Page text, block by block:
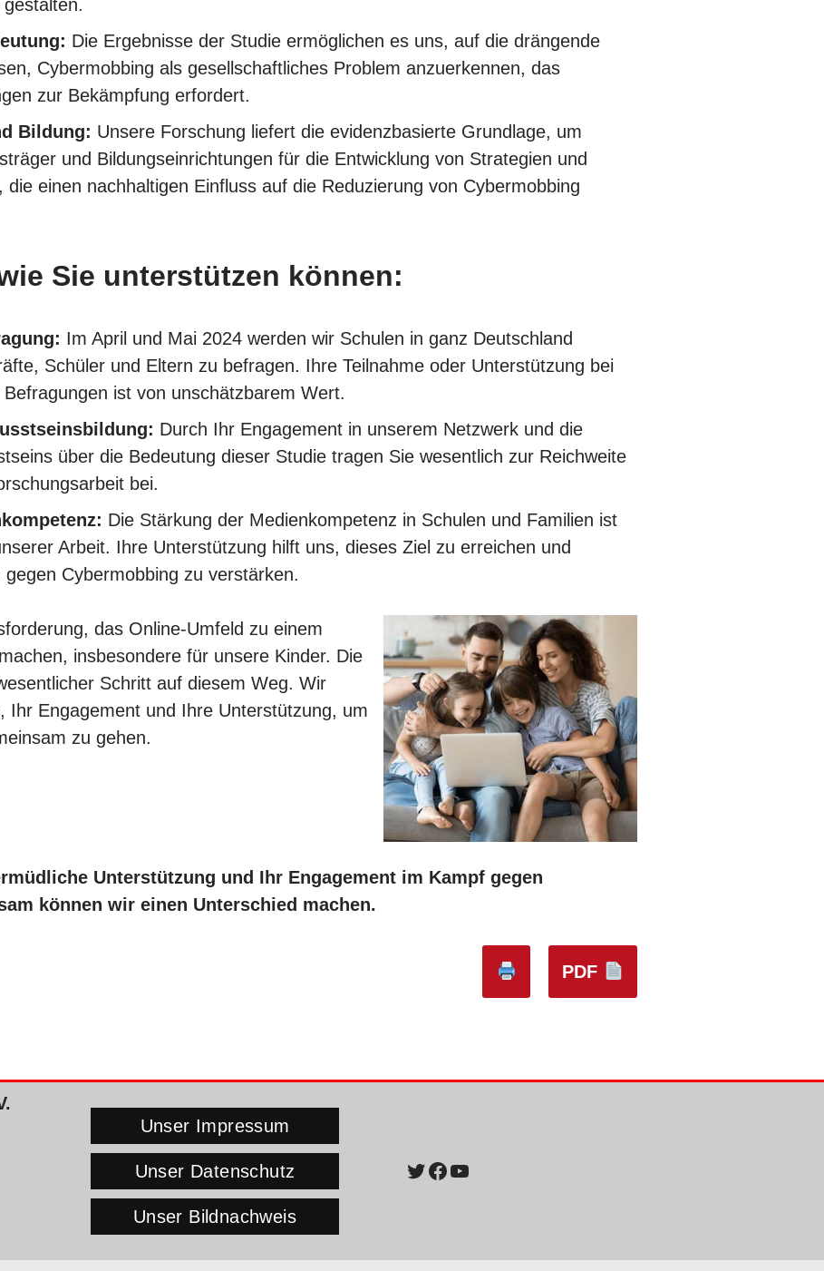
Die Ergebnisse der Studie ermöglichen es uns, auf die drängende
Cybermobbing als gesellschaftliches Problem anzuerkennen, das
zur Bekämpfung erfordert.
Bildung: Unsere Forschung liefert die evidenzbasierte Grundlage, um
und Bildungseinrichtungen für die Entwicklung von Strategien und
die einen nachhaltigen Einfluss auf die Reduzierung von Cybermobbing
Sie unterstützen können:
Im April und Mai 2024 werden wir Schulen in ganz Deutschland
Schüler und Eltern zu befragen. Ihre Teilnahme oder Unterstützung bei
ist von unschätzbarem Wert.
Durch Ihr Engagement in unserem Netzwerk und die
über die Bedeutung dieser Studie tragen Sie wesentlich zur Reichweite
bei.
Die Stärkung der Medienkompetenz in Schulen und Familien ist
Arbeit. Ihre Unterstützung hilft uns, dieses Ziel zu erreichen und
Cybermobbing zu verstärken.
das Online-Umfeld zu einem
insbesondere für unsere Kinder. Die
Schritt auf diesem Weg. Wir
Ihr Engagement und Ihre Unterstützung, um
zu gehen.
Unterstützung und Ihr Engagement im Kampf gegen
können wir einen Unterschied machen.
PDF
Unser Impressum
Unser Datenschutz
Unser Bildnachweis